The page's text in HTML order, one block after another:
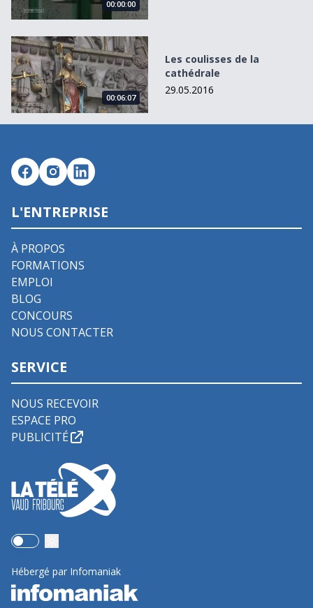
00:00:00
Les coulisses de la cathédrale
00:06:07
Les coulisses de la
cathédrale
29.05.2016
L'ENTREPRISE
À PROPOS
FORMATIONS
EMPLOI
BLOG
CONCOURS
NOUS CONTACTER
SERVICE
NOUS RECEVOIR
ESPACE PRO
PUBLICITÉ
Use setting
Hébergé par Infomaniak